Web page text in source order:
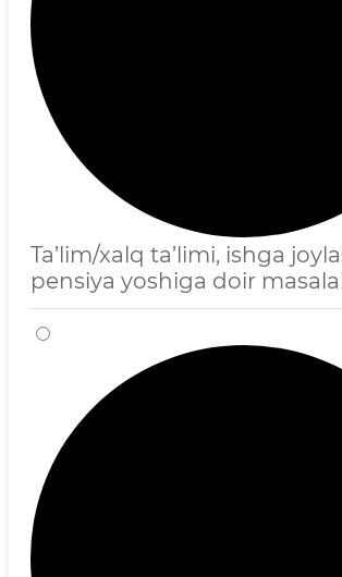
Ta’lim/xalq ta’limi, ishga
pensiya yoshiga doir